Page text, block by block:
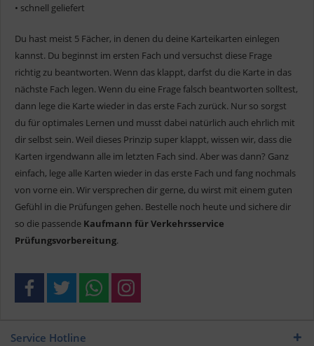
• schnell geliefert
Du hast meist 5 Fächer, in denen du deine Karteikarten einlegen
kannst. Du beginnst im ersten Fach und versuchst diese Frage
richtig zu beantworten. Wenn das klappt, darfst du die Karte in das
nächste Fach legen. Wenn du eine Frage falsch beantworten solltest,
dann lege die Karte wieder in das erste Fach zurück. Nur so sorgst
du für optimales Lernen und musst dabei natürlich auch ehrlich mit
dir selbst sein. Weil dieses Prinzip super klappt, wissen wir, dass die
Karten irgendwann alle im letzten Fach sind. Aber was dann? Ganz
einfach, lege alle Karten wieder in das erste Fach und fang nochmals
von vorne ein. Wir versprechen dir gerne, du wirst mit einem guten
Gefühl in die Prüfungen gehen. Bestelle noch heute und sichere dir
so die passende Kaufmann für Verkehrsservice
Prüfungsvorbereitung.
Service Hotline